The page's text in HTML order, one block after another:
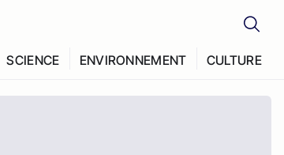
SCIENCE ENVIRONNEMENT CULTURE